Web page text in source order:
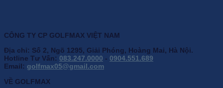
CÔNG TY CP GOLFMAX VIỆT NAM
Địa chỉ: Số 2, Ngõ 1295, Giải Phóng, Hoàng Mai, Hà Nội.
Hotline Tư Vấn: 083.247.0000 - 0904.551.689
Email: golfmax05@gmail.com
VỀ GOLFMAX